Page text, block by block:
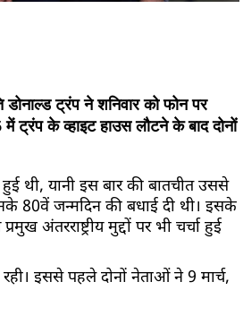
डोनाल्ड ट्रंप ने शनिवार को फोन पर
के व्हाइट हाउस लौटने के बाद दोनों
हुई थी, यानी इस बार की बातचीत उससे
80वें जन्मदिन की बधाई दी थी। इसके
अंतरराष्ट्रीय मुद्दों पर भी चर्चा हुई
इससे पहले दोनों नेताओं ने 9 मार्च,